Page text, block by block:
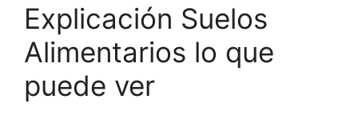
Explicación Suelos
Alimentarios lo que
puede ver